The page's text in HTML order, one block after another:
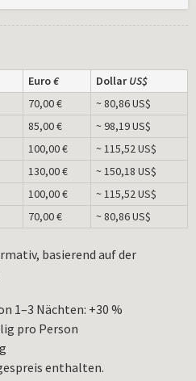
Euro€ DollarUS$
70,00 €
~ 80,86 US$
85,00 €
~ 98,19 US$
100,00 €
~ 115,52 US$
130,00 €
~ 150,18 US$
100,00 €
~ 115,52 US$
70,00 € ~ 80,86 US$
basierend auf der
1–3 Nächten: +30 %
pro Person
enthalten.